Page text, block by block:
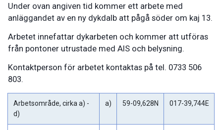
Under ovan angiven tid kommer ett arbete med
anläggandet av en ny dykdalb att pågå söder om kaj 13.
Arbetet innefattar dykarbeten och kommer att utföras
från pontoner utrustade med AIS och belysning.
Kontaktperson för arbetet kontaktas på tel. 0733 506
803.
Arbetsområde, cirka a) -
d)
a) 59-09,628N 017-39,744E